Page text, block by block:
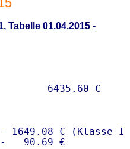
Tabelle 01.04.2015 -
€ (Klasse I)
90.69 €